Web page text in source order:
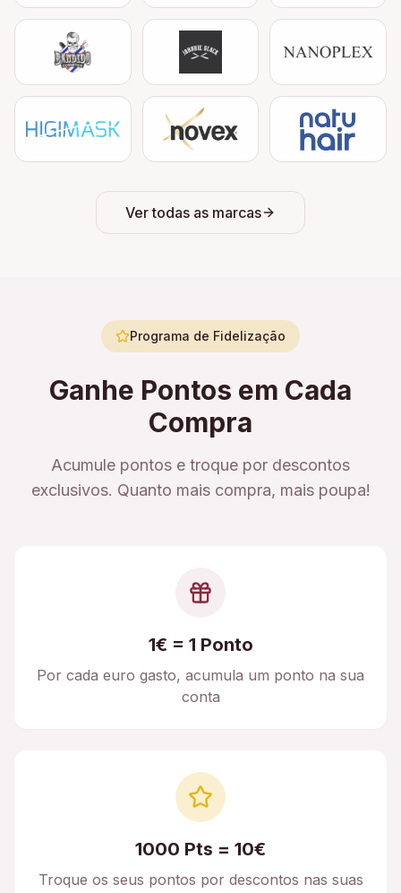
Ver todas as marcas
Programa de Fidelização
Ganhe Pontos em Cada
Compra
Acumule pontos e troque por descontos
exclusivos. Quanto mais compra, mais poupa!
1€ = 1 Ponto
Por cada euro gasto, acumula um ponto na sua
conta
1000 Pts = 10€
Troque os seus pontos por descontos nas suas